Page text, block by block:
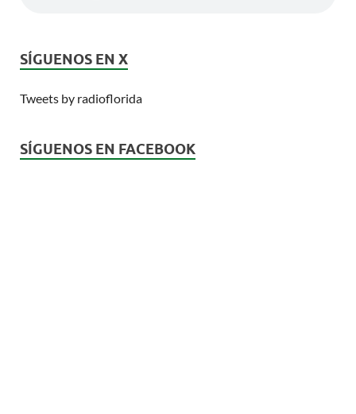
SÍGUENOS EN X
Tweets by radioflorida
SÍGUENOS EN FACEBOOK